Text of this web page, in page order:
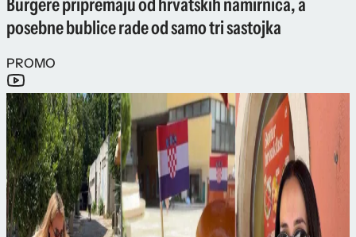
Burgere pripremaju od hrvatskih namirnica, a
posebne bublice rade od samo tri sastojka
PROMO